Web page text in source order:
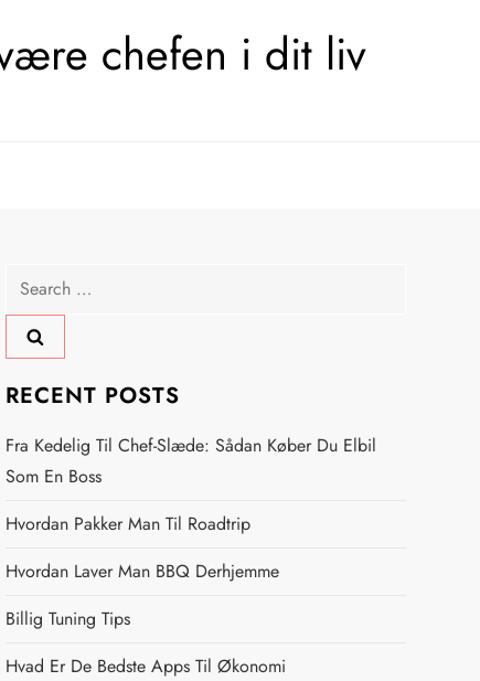
chefen i dit liv
Search
for:
RECENT POSTS
Fra Kedelig Til Chef-Slæde: Sådan Køber Du Elbil
Som En Boss
Hvordan Pakker Man Til Roadtrip
Hvordan Laver Man BBQ Derhjemme
Billig Tuning Tips
Hvad Er De Bedste Apps Til Økonomi